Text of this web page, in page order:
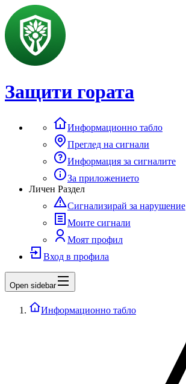
Защити гората
Информационно табло
Преглед на сигнали
Информация за сигналите
За приложението
Личен Раздел
Сигнализирай за нарушение
Моите сигнали
Моят профил
Вход в профила
Open sidebar
Информационно табло